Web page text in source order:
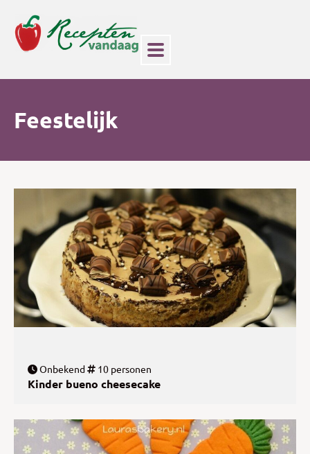
Feestelijk
Onbekend 10 personen
Kinder bueno cheesecake